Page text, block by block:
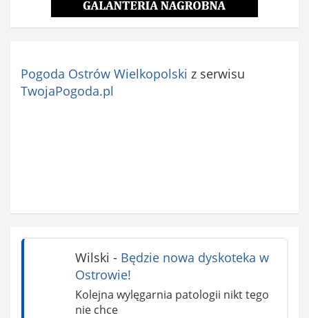
Pogoda Ostrów Wielkopolski z serwisu
TwojaPogoda.pl
Wilski - Będzie nowa dyskoteka w
Ostrowie!
Kolejna wylęgarnia patologii nikt tego
nie chce